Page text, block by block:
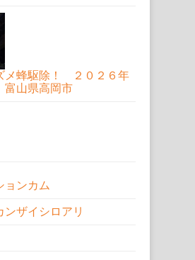
メ蜂駆除！ ２０２６年
山県高岡市
ョンカム
ンザイシロアリ